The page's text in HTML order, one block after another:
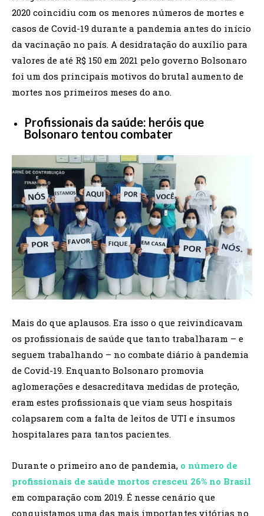
2020 coincidiu com os menores números de mortes e
casos de Covid-19 durante a pandemia antes do início
da vacinação no país. A desidratação do auxílio para
valores de até R$ 150 em 2021 pelo governo Bolsonaro
foi um dos principais motivos do brutal aumento de
mortes nos primeiros meses do ano.
Profissionais da saúde: heróis que
Bolsonaro tentou combater
Mais do que aplausos. Era isso o que reivindicavam
os profissionais de saúde que tanto trabalharam – e
seguem trabalhando – no combate diário à pandemia
de Covid-19. Enquanto Bolsonaro promovia
aglomerações e desacreditava medidas de proteção,
eram estes profissionais que viam seus hospitais
colapsarem com a falta de leitos de UTI e insumos
hospitalares para tantos pacientes.
Durante o primeiro ano de pandemia, o número de
profissionais de saúde mortos cresceu 26% no Brasil
em comparação com 2019. É nesse cenário que
conquistamos uma das mais importantes vitórias no